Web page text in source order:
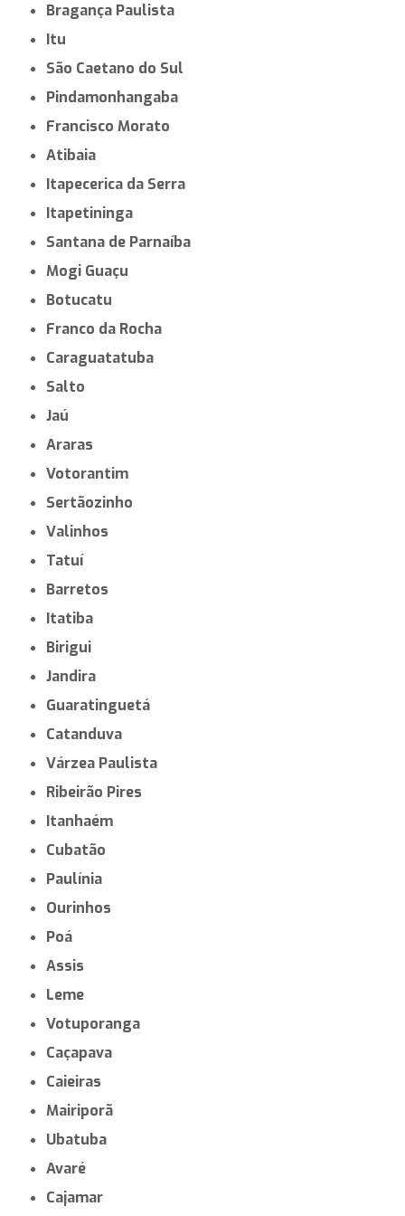
Bragança Paulista
Itu
São Caetano do Sul
Pindamonhangaba
Francisco Morato
Atibaia
Itapecerica da Serra
Itapetininga
Santana de Parnaíba
Mogi Guaçu
Botucatu
Franco da Rocha
Caraguatatuba
Salto
Jaú
Araras
Votorantim
Sertãozinho
Valinhos
Tatuí
Barretos
Itatiba
Birigui
Jandira
Guaratinguetá
Catanduva
Várzea Paulista
Ribeirão Pires
Itanhaém
Cubatão
Paulínia
Ourinhos
Poá
Assis
Leme
Votuporanga
Caçapava
Caieiras
Mairiporã
Ubatuba
Avaré
Cajamar